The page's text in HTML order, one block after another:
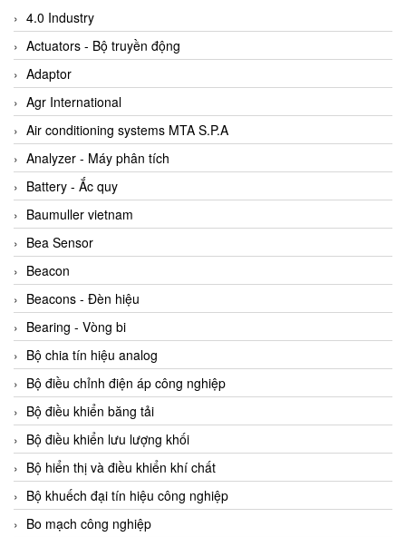
4B VietNam Vietnam
ABB Vietnam
AC Infinity Vietnam
AC&E Telecommunications
AC&T Vietnam
Accepta Vietnam
ACCUMAC Vietnam
AccuWeb Vietnam
Acey
ACOEM Vietnam
ADCA Vietnam
ADFweb Vietnam
Adler Vietnam
Ados Vietnam
Advanced Energy Vietnam
Advantech Vietnam
Agate Vietnam
AGR International Vietnam
Aichi Tokei Denki Vietnam
4.0 Industry
Actuators - Bộ truyền động
Adaptor
Agr International
Air conditioning systems MTA S.P.A
Analyzer - Máy phân tích
Battery - Ắc quy
Baumuller vietnam
Bea Sensor
Beacon
Beacons - Đèn hiệu
Bearing - Vòng bi
Bộ chia tín hiệu analog
Bộ điều chỉnh điện áp công nghiệp
Bộ điều khiển băng tải
Bộ điều khiển lưu lượng khối
Bộ hiển thị và điều khiển khí chất
Bộ khuếch đại tín hiệu công nghiệp
Bo mạch công nghiệp